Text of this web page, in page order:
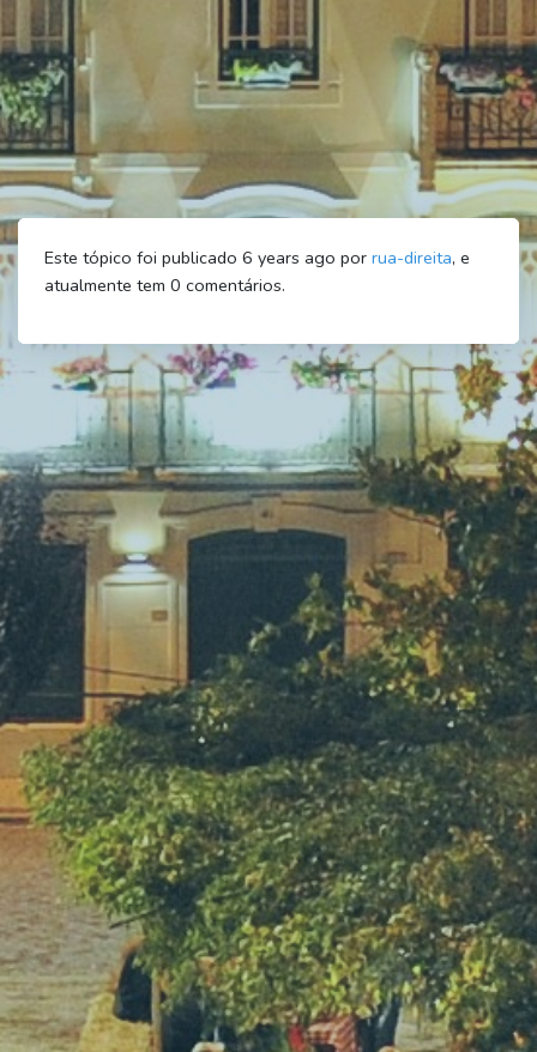
Este tópico foi publicado 6 years ago por rua-direita, e
atualmente tem 0 comentários.